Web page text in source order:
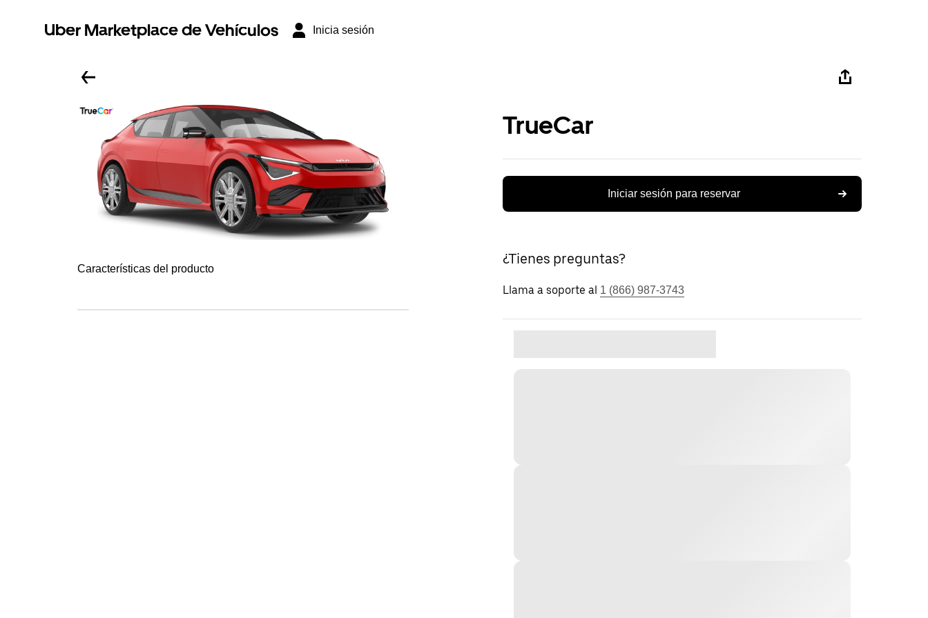
Uber Marketplace de Vehículos Inicia sesión
Características del producto
TrueCar
Iniciar sesión para reservar
¿Tienes preguntas?
Llama a soporte al 1 (866) 987-3743